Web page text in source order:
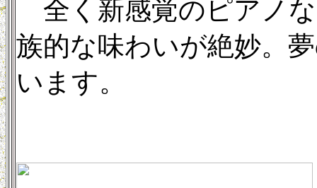
全く新感覚のピアノ
族的な味わいが絶妙。
います。